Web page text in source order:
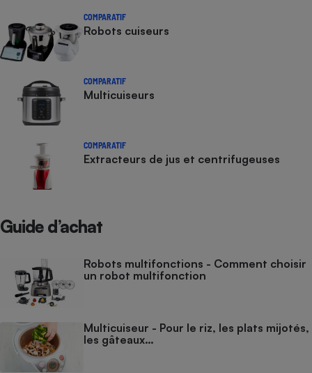
COMPARATIF
Robots cuiseurs
COMPARATIF
Multicuiseurs
COMPARATIF
Extracteurs de jus et centrifugeuses
Guide d’achat
Robots multifonctions - Comment choisir
un robot multifonction
Multicuiseur - Pour le riz, les plats mijotés,
les gâteaux…